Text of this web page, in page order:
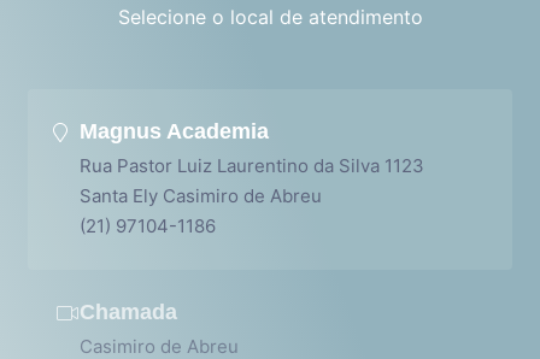
Selecione o local de atendimento
Magnus Academia
Rua Pastor Luiz Laurentino da Silva 1123
Santa Ely Casimiro de Abreu
(21) 97104-1186
Chamada
Casimiro de Abreu